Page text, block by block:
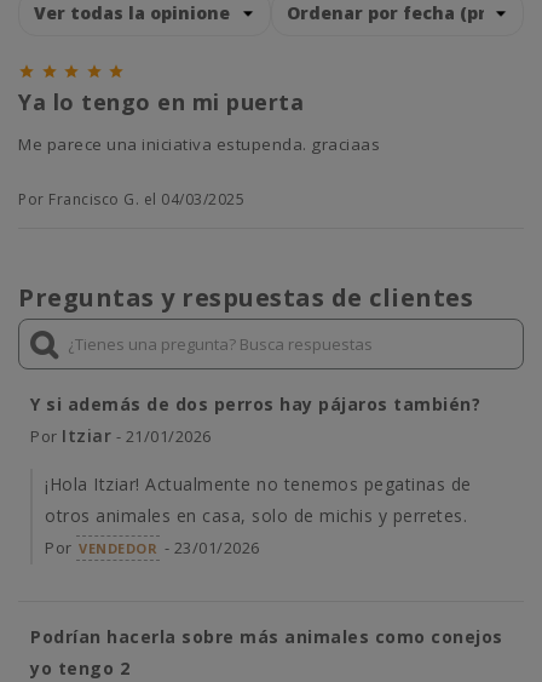
    
Ya lo tengo en mi puerta
Me parece una iniciativa estupenda. graciaas
Por Francisco G. el 04/03/2025
Preguntas y respuestas de clientes
Y si además de dos perros hay pájaros también?
Por Itziar - 21/01/2026
¡Hola Itziar! Actualmente no tenemos pegatinas de
otros animales en casa, solo de michis y perretes.
Por VENDEDOR - 23/01/2026
Podrían hacerla sobre más animales como conejos
yo tengo 2